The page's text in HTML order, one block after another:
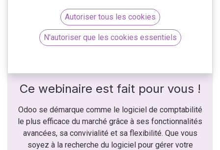
Nous sommes ravis de vous inviter à notre webinaire
exclusif sur la comptabilité Odoo, en partenariat avec
cabinet d’expertise comptableLe Pavillon des
​Ce webinaire est fait pour vous !
Odoo se démarque comme le logiciel de comptabilité
le plus efficace du marché grâce à ses fonctionnalités
avancées, sa convivialité et sa flexibilité. Que vous
soyez à la recherche du logiciel pour gérer votre
Autoriser tous les cookies
N'autoriser que les cookies essentiels